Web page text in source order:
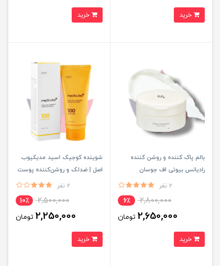
بالم پاک کننده و روشن کننده
رادیانس بیوتی اف جوسان
Radiance Cleansing Balm حجم
2 نفر
2,800,000 6٪
2,650,000 تومان
شوینده کوجیک اسید مدیکیوب
اصل | ضدلک و روشن‌کننده پوست
2 نفر
2,500,000 10٪
2,250,000 تومان